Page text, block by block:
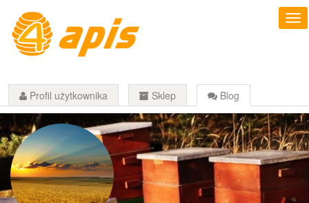
Profil użytkownika Sklep Blog